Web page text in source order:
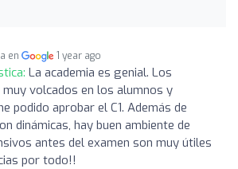
en 1 year ago
La academia es genial. Los
volcados en los alumnos y
podido aprobar el C1. Además de
dinámicas, hay buen ambiente de
antes del examen son muy útiles
por todo!!